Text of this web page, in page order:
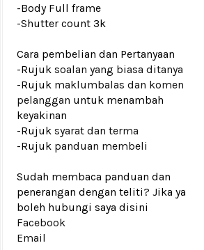
-Body Full frame
-Shutter count 3k
Cara pembelian dan Pertanyaan
-Rujuk soalan yang biasa ditanya
-Rujuk maklumbalas dan komen
pelanggan untuk menambah
keyakinan
-Rujuk syarat dan terma
-Rujuk panduan membeli
Sudah membaca panduan dan
penerangan dengan teliti? Jika ya
boleh hubungi saya disini
Facebook
Email